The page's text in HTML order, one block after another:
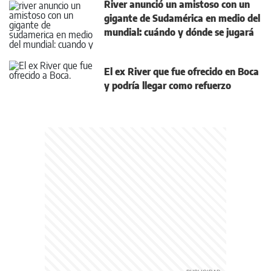
River anunció un amistoso con un
gigante de Sudamérica en medio del
mundial: cuándo y dónde se jugará
El ex River que fue ofrecido en Boca
y podría llegar como refuerzo